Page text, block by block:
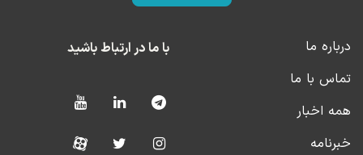
درباره ما
تماس با ما
همه اخبار
خبرنامه
با ما در ارتباط باشید